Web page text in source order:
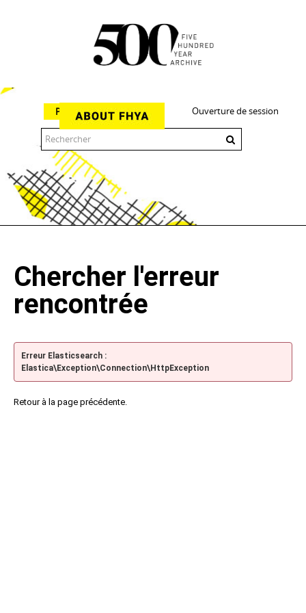
Ouverture de session
Parcourir
Chercher l'erreur
rencontrée
Erreur Elasticsearch :
Elastica\Exception\Connection\HttpException
Retour à la page précédente.